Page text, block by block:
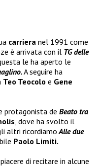
carriera nel 1991 come
è arrivata con il TG delle
le ha aperto le
A seguire ha
Teo Teocolo e Gene
protagonista de Beato tra
, dove ha svolto il
altri ricordiamoAlle due
Paolo Limiti.
di recitare in alcune